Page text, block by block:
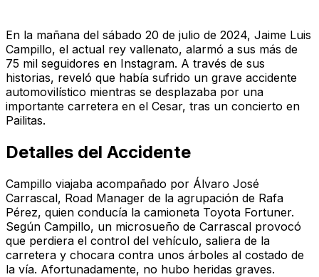
En la mañana del sábado 20 de julio de 2024, Jaime Luis
Campillo, el actual rey vallenato, alarmó a sus más de
75 mil seguidores en Instagram. A través de sus
historias, reveló que había sufrido un grave accidente
automovilístico mientras se desplazaba por una
importante carretera en el Cesar, tras un concierto en
Pailitas.
Detalles del Accidente
Campillo viajaba acompañado por Álvaro José
Carrascal, Road Manager de la agrupación de Rafa
Pérez, quien conducía la camioneta Toyota Fortuner.
Según Campillo, un microsueño de Carrascal provocó
que perdiera el control del vehículo, saliera de la
carretera y chocara contra unos árboles al costado de
la vía. Afortunadamente, no hubo heridas graves.